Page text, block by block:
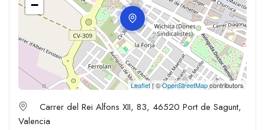
−
Leaflet| ©OpenStreetMapcontributors
Carrer del Rei Alfons XII, 83, 46520 Port de Sagunt,
Valencia